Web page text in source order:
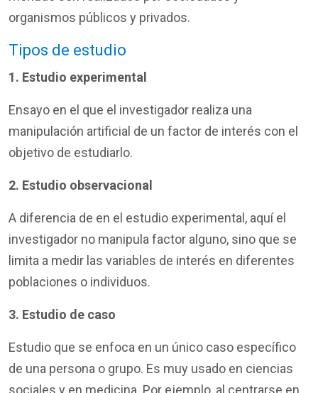
organismos públicos y privados.
Tipos de estudio
1. Estudio experimental
Ensayo en el que el investigador realiza una
manipulación artificial de un factor de interés con el
objetivo de estudiarlo.
2. Estudio observacional
A diferencia de en el estudio experimental, aquí el
investigador no manipula factor alguno, sino que se
limita a medir las variables de interés en diferentes
poblaciones o individuos.
3. Estudio de caso
Estudio que se enfoca en un único caso específico
de una persona o grupo. Es muy usado en ciencias
sociales y en medicina. Por ejemplo, al centrarse en